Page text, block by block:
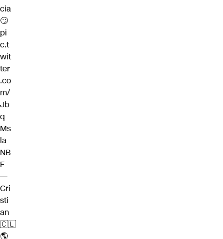
cia
🙄
pi
c.t
wit
ter
.co
m/
Jb
q
Ms
la
NB
F
—
Cri
sti
an
🇨🇱
🌎